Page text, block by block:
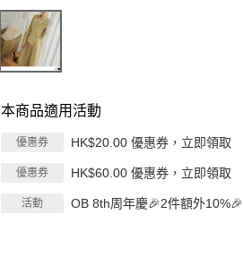
本商品適用活動
優惠券 HK$20.00 優惠券，立即領取
優惠券 HK$60.00 優惠券，立即領取
活動 OB 8th周年慶🎉2件額外10%🎉